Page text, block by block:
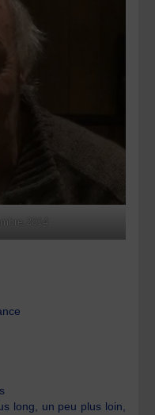
2014
long, un peu plus loin,